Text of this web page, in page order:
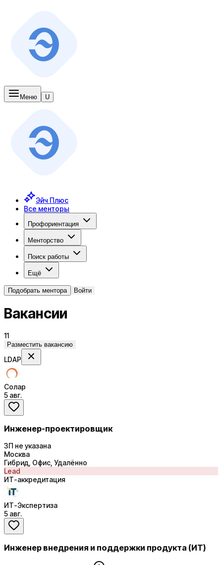
Меню U
Эйч Плюс
Все менторы
Профориентация
Менторство
Поиск работы
Ещё
Подобрать ментора Войти
Вакансии
11
Разместить вакансию
LDAP
Солар
5 авг.
Инженер-проектировщик
ЗП не указана
Москва
Гибрид, Офис, Удалённо
Lead
ИТ-аккредитация
ИТ-Экспертиза
5 авг.
Инженер внедрения и поддержки продукта (ИТ)